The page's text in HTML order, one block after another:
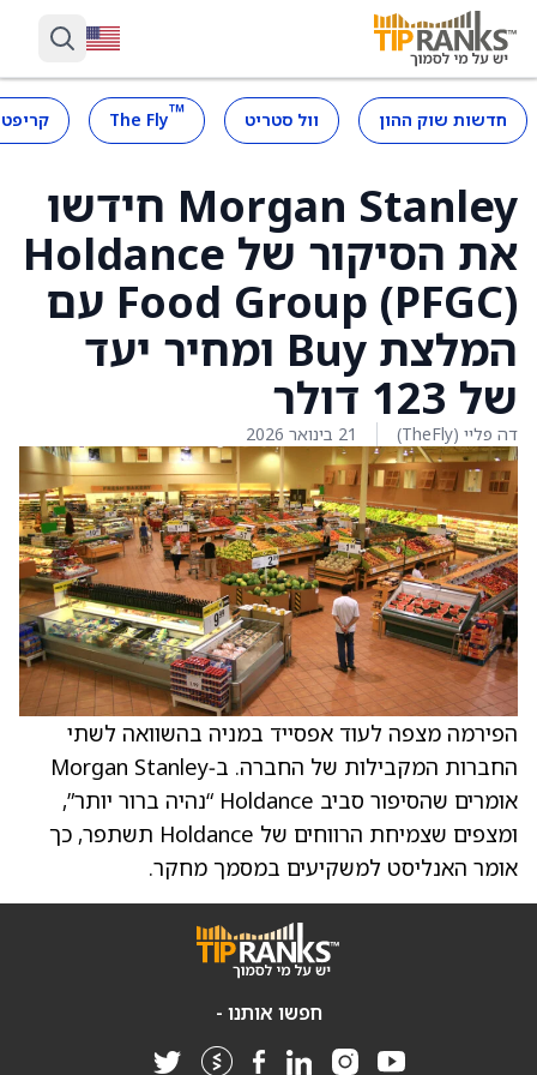
חדשות שוק ההון וול סטריט ™
The Fly
Morgan Stanley חידשו
את הסיקור של Holdance
Food Group (PFGC) עם
המלצת Buy ומחיר יעד
של 123 דולר
דה פליי (TheFly) 21 בינואר 2026
הפירמה מצפה לעוד אפסייד במניה בהשוואה לשתי
החברות המקבילות של החברה. ב‑Morgan Stanley
אומרים שהסיפור סביב Holdance “נהיה ברור יותר”,
ומצפים שצמיחת הרווחים של Holdance תשתפר, כך
אומר האנליסט למשקיעים במסמך מחקר.
חפשו אותנו -